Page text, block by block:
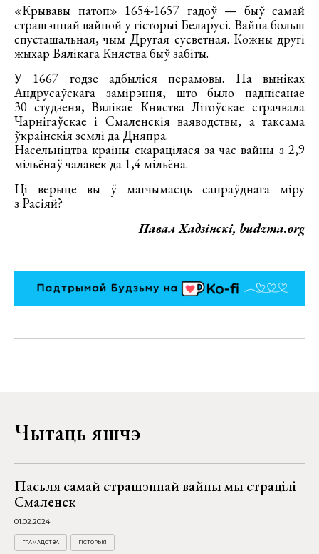
«Крывавы патоп» 1654-1657 гадоў — быў самай
страшэннай вайной у гісторыі Беларусі. Вайна больш
спусташальная, чым Другая сусветная. Кожны другі
жыхар Вялікага Княства быў забіты.
У 1667 годзе адбыліся перамовы. Па выніках
Андрусаўскага замірэння, што было падпісанае
30 студзеня, Вялікае Княства Літоўскае страчвала
Чарнігаўскае і Смаленскія ваяводствы, а таксама
ўкраінскія землі да Дняпра.
Насельніцтва краіны скарацілася за час вайны з 2,9
мільёнаў чалавек да 1,4 мільёна.
Ці верыце вы ў магчымасць сапраўднага міру
з Расіяй?
Павал Хадзінскі, budzma.org
Чытаць яшчэ
Пасьля самай страшэннай вайны мы страцілі
Смаленск
01.02.2024
ГРАМАДСТВА ГІСТОРЫЯ